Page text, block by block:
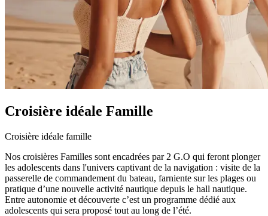
Croisière idéale Famille
Croisière idéale famille
Nos croisières Familles sont encadrées par 2 G.O qui feront plonger
les adolescents dans l'univers captivant de la navigation : visite de la
passerelle de commandement du bateau, farniente sur les plages ou
pratique d’une nouvelle activité nautique depuis le hall nautique.
Entre autonomie et découverte c’est un programme dédié aux
adolescents qui sera proposé tout au long de l’été.